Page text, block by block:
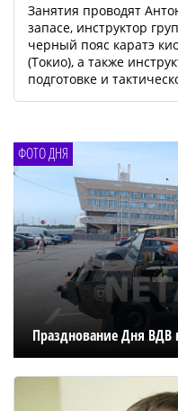
Занятия проводят
запасе, инструктор
черный пояс каратэ
(Токио), а также
подготовке и
ФОТО ДНЯ
Празднование Дня ВДВ